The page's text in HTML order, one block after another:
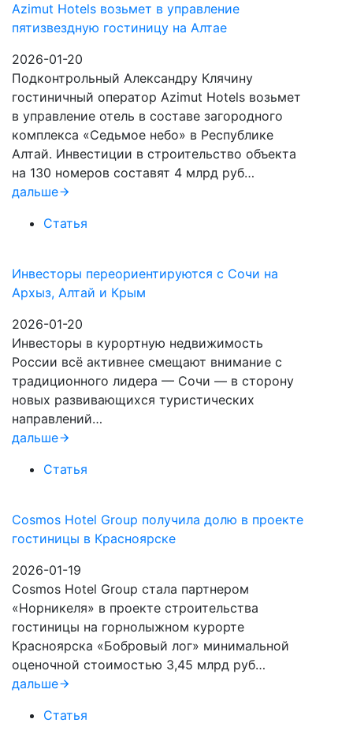
Azimut Hotels возьмет в управление
пятизвездную гостиницу на Алтае
2026-01-20
Подконтрольный Александру Клячину
гостиничный оператор Azimut Hotels возьмет
в управление отель в составе загородного
комплекса «Седьмое небо» в Республике
Алтай. Инвестиции в строительство объекта
на 130 номеров составят 4 млрд руб…
дальше
Статья
Инвесторы переориентируются с Сочи на
Архыз, Алтай и Крым
2026-01-20
Инвесторы в курортную недвижимость
России всё активнее смещают внимание с
традиционного лидера — Сочи — в сторону
новых развивающихся туристических
направлений…
дальше
Статья
Cosmos Hotel Group получила долю в проекте
гостиницы в Красноярске
2026-01-19
Cosmos Hotel Group стала партнером
«Норникеля» в проекте строительства
гостиницы на горнолыжном курорте
Красноярска «Бобровый лог» минимальной
оценочной стоимостью 3,45 млрд руб…
дальше
Статья